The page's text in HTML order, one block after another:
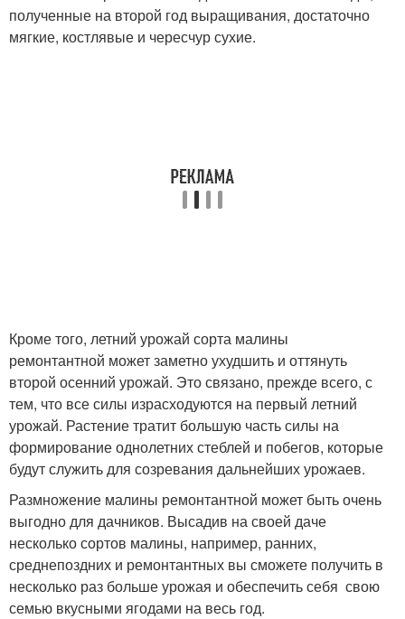
полученные на второй год выращивания, достаточно
мягкие, костлявые и чересчур сухие.
Кроме того, летний урожай сорта малины
ремонтантной может заметно ухудшить и оттянуть
второй осенний урожай. Это связано, прежде всего, с
тем, что все силы израсходуются на первый летний
урожай. Растение тратит большую часть силы на
формирование однолетних стеблей и побегов, которые
будут служить для созревания дальнейших урожаев.
Размножение малины ремонтантной может быть очень
выгодно для дачников. Высадив на своей даче
несколько сортов малины, например, ранних,
среднепоздних и ремонтантных вы сможете получить в
несколько раз больше урожая и обеспечить себя свою
семью вкусными ягодами на весь год.